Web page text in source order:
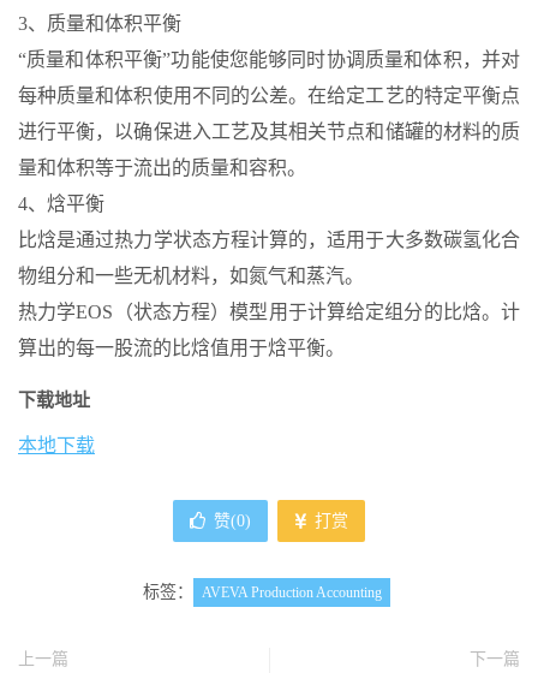
3、质量和体积平衡
“质量和体积平衡”功能使您能够同时协调质量和体积，并对
每种质量和体积使用不同的公差。在给定工艺的特定平衡点
进行平衡，以确保进入工艺及其相关节点和储罐的材料的质
量和体积等于流出的质量和容积。
4、焓平衡
比焓是通过热力学状态方程计算的，适用于大多数碳氢化合
物组分和一些无机材料，如氮气和蒸汽。
热力学EOS（状态方程）模型用于计算给定组分的比焓。计
算出的每一股流的比焓值用于焓平衡。
下载地址
本地下载
赞(0) 打赏
标签： AVEVA Production Accounting
上一篇
下一篇